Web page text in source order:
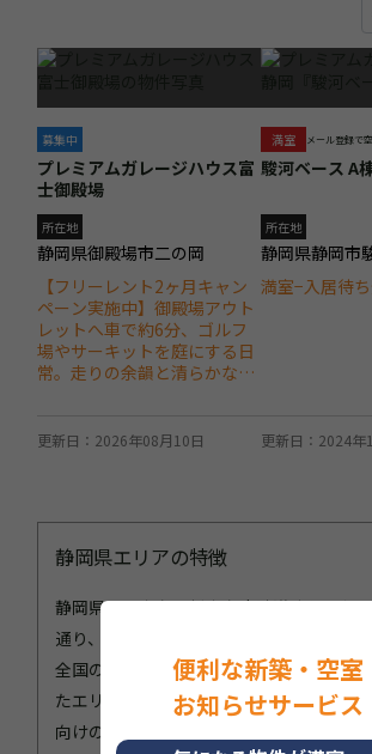
募集中
プレミアムガレージハウス富
士御殿場
所在地
静岡県御殿場市二の岡
【フリーレント2ヶ月キャン
ペーン実施中】御殿場アウト
レットへ車で約6分、ゴルフ
場やサーキットを庭にする日
常。走りの余韻と清らかな時
更新日：2026年08月10日
満室 メール登録で
駿河ベース A
所在地
静岡県静岡市
満室−入居待
更新日：2024年
静岡県エリアの特徴
静岡県は、東名・新東名高速道路という
通り、伊豆スカイラインや箱根、富士山周
全国のドライバーが憧れるツーリングス
たエリアです。県内各地に「道の駅」な
向けの休憩スポットが充実しており、御
便利な新築・空室
お知らせサービス